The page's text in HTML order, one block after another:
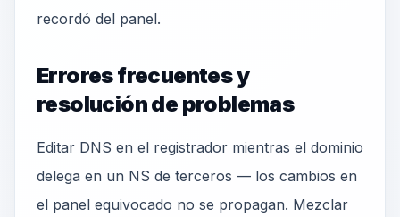
recordó del panel.
Errores frecuentes y
resolución de problemas
Editar DNS en el registrador mientras el dominio
delega en un NS de terceros — los cambios en
el panel equivocado no se propagan. Mezclar